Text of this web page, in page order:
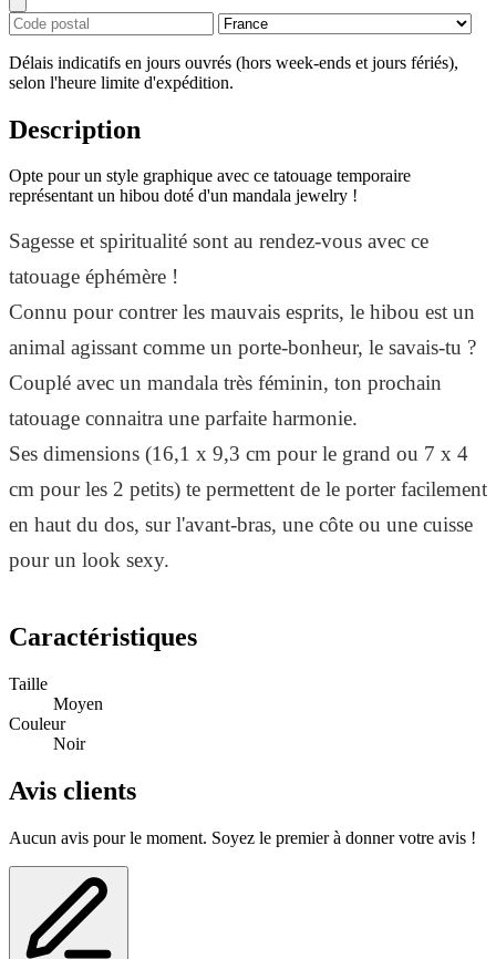
Délais indicatifs en jours ouvrés (hors week-ends et jours fériés),
selon l'heure limite d'expédition.
Description
Opte pour un style graphique avec ce tatouage temporaire
représentant un hibou doté d'un mandala jewelry !
Sagesse et spiritualité sont au rendez-vous avec ce
tatouage éphémère !
Connu pour contrer les mauvais esprits, le hibou est un
animal agissant comme un porte-bonheur, le savais-tu ?
Couplé avec un mandala très féminin, ton prochain
tatouage connaitra une parfaite harmonie.
Ses dimensions (16,1 x 9,3 cm pour le grand ou 7 x 4
cm pour les 2 petits) te permettent de le porter facilement
en haut du dos, sur l'avant-bras, une côte ou une cuisse
pour un look sexy.
oiseau / tatouage éphémère hibou / tatouage éphémère
mandala.
Caractéristiques
Taille
Moyen
Couleur
Noir
Avis clients
Aucun avis pour le moment. Soyez le premier à donner votre avis !